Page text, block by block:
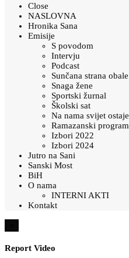
Close
NASLOVNA
Hronika Sana
Emisije
S povodom
Intervju
Podcast
Sunčana strana obale
Snaga žene
Sportski žurnal
Školski sat
Na nama svijet ostaje
Ramazanski program
Izbori 2022
Izbori 2024
Jutro na Sani
Sanski Most
BiH
O nama
INTERNI AKTI
Kontakt
Report Video